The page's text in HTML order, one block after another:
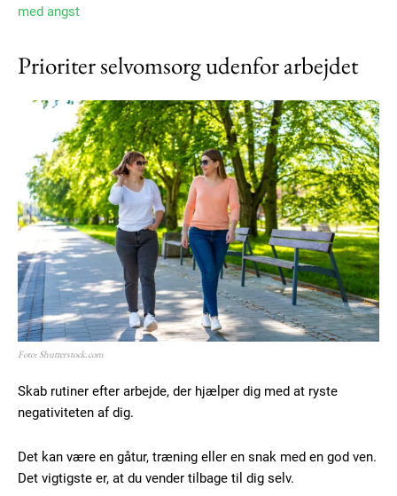
Subscription Plans
Free limited access
Gratis
Etiam est nibh, lobortis sit
Ut mollis pellentesque tortor
Nullam eu erat condimentum
med angst
Prioriter selvomsorg udenfor arbejdet
Foto: Shutterstock.com
Skab rutiner efter arbejde, der hjælper dig med at ryste
negativiteten af dig.
Det kan være en gåtur, træning eller en snak med en god ven.
Det vigtigste er, at du vender tilbage til dig selv.